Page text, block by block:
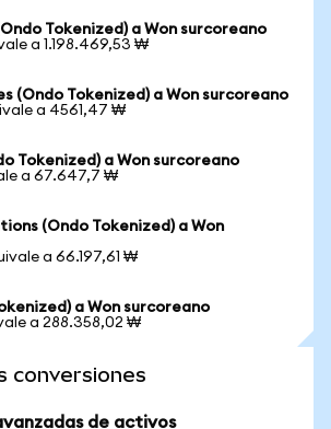
Tokenized) a Won surcoreano
a 1.198.469,53 ₩
(Ondo Tokenized) a Won surcoreano
a 4561,47 ₩
Tokenized) a Won surcoreano
a 67.647,7 ₩
(Ondo Tokenized) a Won
a 66.197,61 ₩
a Won surcoreano
a 288.358,02 ₩
conversiones
de activos